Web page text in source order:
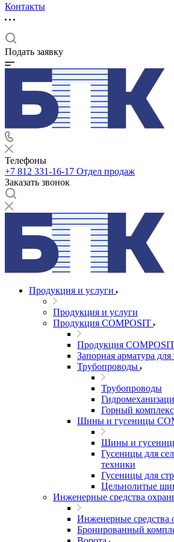
Контакты
Подать заявку
Телефоны
+7 812 331-16-17 Отдел продаж
Заказать звонок
Продукция и услуги
Продукция и услуги
Продукция COMPOSIT
Продукция
Запорная арматура
Трубопроводы
Трубопроводы
Горный комплекс
Шины и гусеницы
Шины и
Гусеницы для
техники
Гусеницы для
Цельнолитые
Инженерные средства
Инженерные средства
Бронированный